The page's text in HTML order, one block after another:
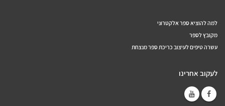
למה להוציא ספר אלקטרוני
מקובץ לספר
עשרה טיפים לעיצוב כריכת ספר מנצחת
לעקוב אחרינו